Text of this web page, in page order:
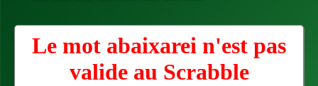
Le mot abaixarei n'est pas
valide au Scrabble